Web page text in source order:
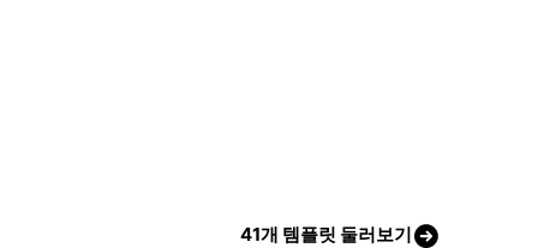
41개 템플릿 둘러보기